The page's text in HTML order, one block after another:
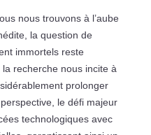
nous trouvons à l’aube
la question de
immortels reste
recherche nous incite à
prolonger
le défi majeur
technologiques avec